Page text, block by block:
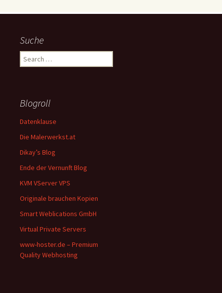
Suche
Search
for:
Blogroll
Datenklause
Die Malerwerkst.at
Dikay’s Blog
Ende der Vernunft Blog
KVM VServer VPS
Originale brauchen Kopien
Smart Weblications GmbH
Virtual Private Servers
www-hoster.de – Premium
Quality Webhosting